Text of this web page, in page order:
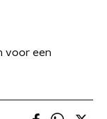
voor een